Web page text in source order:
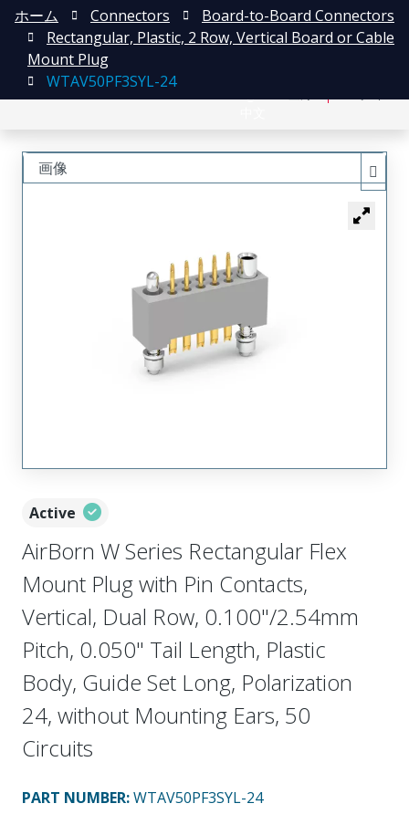
ホーム Connectors
Board-to-Board Connectors
Rectangular, Plastic, 2 Row, Vertical Board or Cable
Mount Plug
WTAV50PF3SYL-24
Active
AirBorn W Series Rectangular Flex
Mount Plug with Pin Contacts,
Vertical, Dual Row, 0.100"/2.54mm
Pitch, 0.050" Tail Length, Plastic
Body, Guide Set Long, Polarization
24, without Mounting Ears, 50
Circuits
PART NUMBER:WTAV50PF3SYL-24
画像